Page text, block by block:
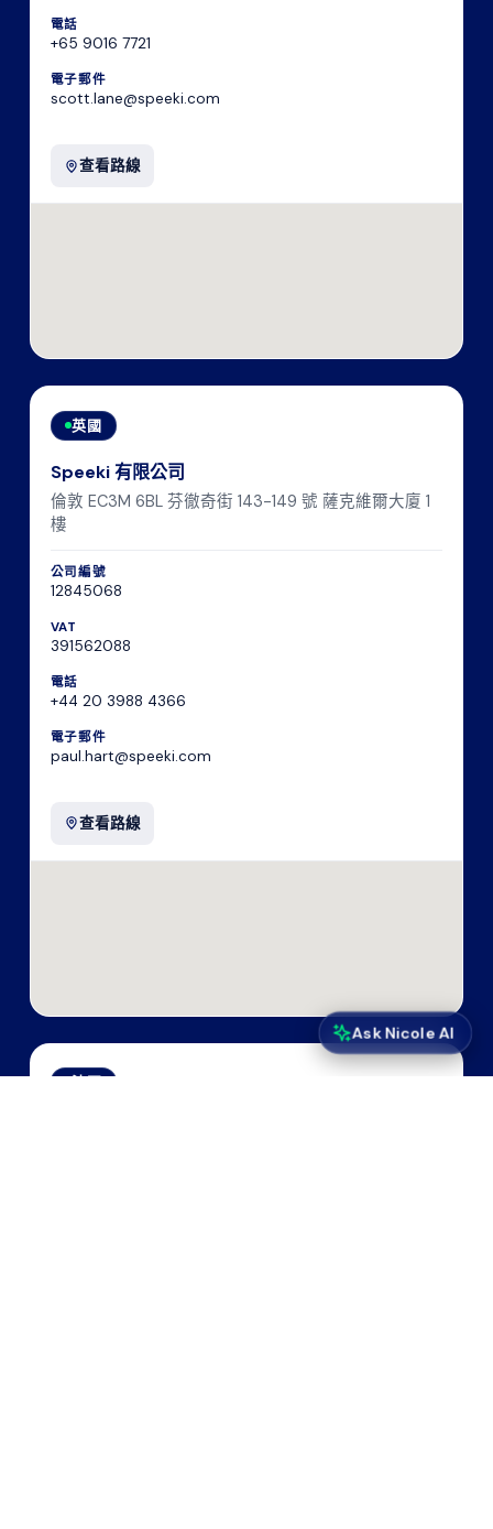
電話
+65 9016 7721
電子郵件
scott.lane@speeki.com
查看路線
英國
Speeki 有限公司
倫敦 EC3M 6BL 芬徹奇街 143-149 號 薩克維爾大廈 1
樓
公司編號
12845068
VAT
391562088
電話
+44 20 3988 4366
電子郵件
paul.hart@speeki.com
查看路線
Ask Nicole AI